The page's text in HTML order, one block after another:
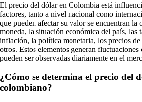
El precio del dólar en Colombia está
factores, tanto a nivel nacional como
que pueden afectar su valor se encuentran la
moneda, la situación económica del país, las
inflación, la política monetaria, los precios
otros. Estos elementos generan
pueden ser observadas diariamente en el
¿Cómo se determina el precio del
colombiano?